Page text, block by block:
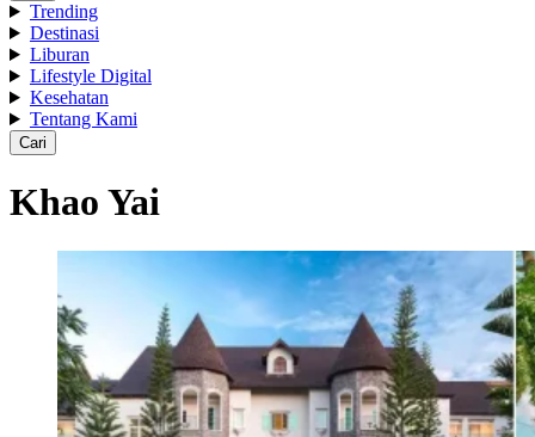
Trending
Destinasi
Liburan
Lifestyle Digital
Kesehatan
Tentang Kami
Cari
Khao Yai